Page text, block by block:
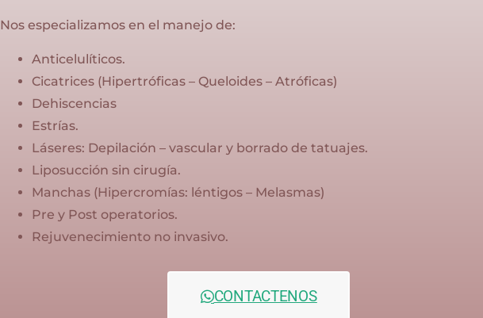
Nos especializamos en el manejo de:
Anticelulíticos.
Cicatrices (Hipertróficas – Queloides – Atróficas)
Dehiscencias
Estrías.
Láseres: Depilación – vascular y borrado de tatuajes.
Liposucción sin cirugía.
Manchas (Hipercromías: léntigos – Melasmas)
Pre y Post operatorios.
Rejuvenecimiento no invasivo.
CONTACTENOS